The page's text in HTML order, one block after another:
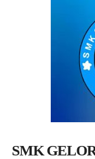
SMK